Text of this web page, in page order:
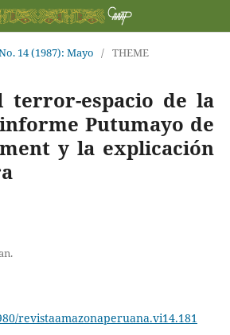
14 (1987): Mayo / THEME
terror-espacio de la
Putumayo de
y la explicación
revistaamazonaperuana.vi14.181